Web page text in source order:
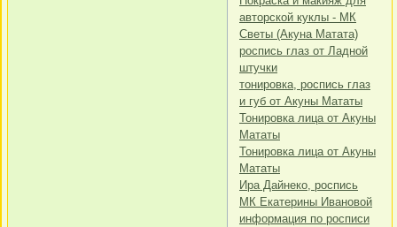
авторской куклы - МК
Светы (Акуна Матата)
роспись глаз от Ладной
штучки
тонировка, роспись глаз
и губ от Акуны Мататы
Тонировка лица от Акуны
Мататы
Тонировка лица от Акуны
Мататы
Ира Дайнеко, роспись
МК Екатерины Ивановой
информация по росписи